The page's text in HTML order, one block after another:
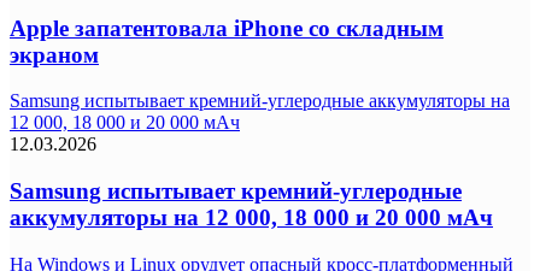
Apple запатентовала iPhone со складным
экраном
Samsung испытывает кремний-углеродные аккумуляторы на
12 000, 18 000 и 20 000 мАч
12.03.2026
Samsung испытывает кремний-углеродные
аккумуляторы на 12 000, 18 000 и 20 000 мАч
На Windows и Linux орудует опасный кросс-платформенный